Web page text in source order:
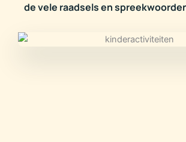
de vele raadsels en